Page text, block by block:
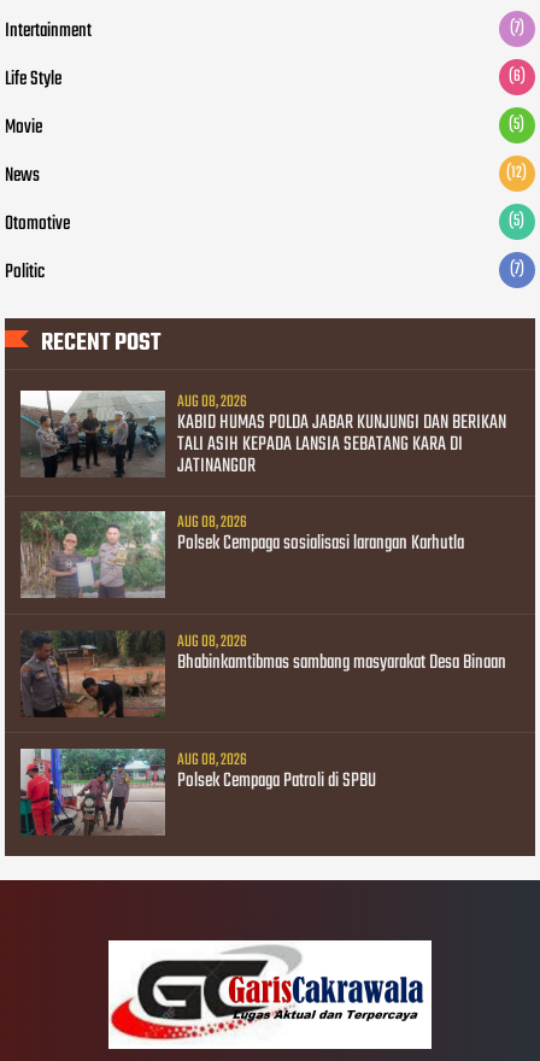
Intertainment (7)
Life Style (6)
Movie (5)
News (12)
Otomotive (5)
Politic (7)
RECENT POST
AUG 08, 2026
KABID HUMAS POLDA JABAR KUNJUNGI DAN BERIKAN
TALI ASIH KEPADA LANSIA SEBATANG KARA DI
JATINANGOR
AUG 08, 2026
Polsek Cempaga sosialisasi larangan Karhutla
AUG 08, 2026
Bhabinkamtibmas sambang masyarakat Desa Binaan
AUG 08, 2026
Polsek Cempaga Patroli di SPBU